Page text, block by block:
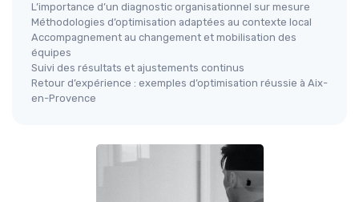
L’importance d’un diagnostic organisationnel sur mesure
Méthodologies d’optimisation adaptées au contexte local
Accompagnement au changement et mobilisation des
équipes
Suivi des résultats et ajustements continus
Retour d’expérience : exemples d’optimisation réussie à Aix-
en-Provence